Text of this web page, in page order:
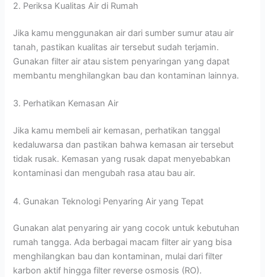
2. Periksa Kualitas Air di Rumah
Jika kamu menggunakan air dari sumber sumur atau air
tanah, pastikan kualitas air tersebut sudah terjamin.
Gunakan filter air atau sistem penyaringan yang dapat
membantu menghilangkan bau dan kontaminan lainnya.
3. Perhatikan Kemasan Air
Jika kamu membeli air kemasan, perhatikan tanggal
kedaluwarsa dan pastikan bahwa kemasan air tersebut
tidak rusak. Kemasan yang rusak dapat menyebabkan
kontaminasi dan mengubah rasa atau bau air.
4. Gunakan Teknologi Penyaring Air yang Tepat
Gunakan alat penyaring air yang cocok untuk kebutuhan
rumah tangga. Ada berbagai macam filter air yang bisa
menghilangkan bau dan kontaminan, mulai dari filter
karbon aktif hingga filter reverse osmosis (RO).